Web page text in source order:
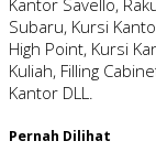
Kantor Savello,
Subaru, Kursi
High Point, Kursi
Kuliah, Filling
Kantor DLL.
Pernah Dilihat